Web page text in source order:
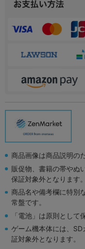
商品画像は商品説明の
販促物、書籍の帯やぬ
保証対象外となります。
商品名や備考欄に特別
常盤です。
「電池」は原則として
ゲーム機本体には、
証対象外となります。